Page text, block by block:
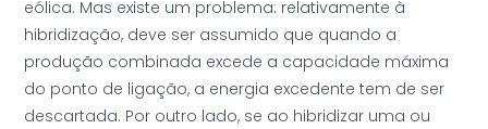
eólica. Mas existe um problema: relativamente à
hibridização, deve ser assumido que quando a
produção combinada excede a capacidade máxima
do ponto de ligação, a energia excedente tem de ser
descartada. Por outro lado, se ao hibridizar uma ou